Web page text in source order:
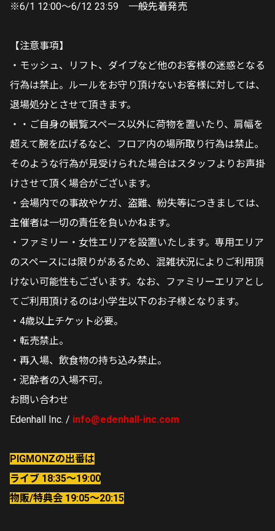
※6/1 12:00～6/12 23:59 一般先着発売
【注意事項】
・モッシュ、リフト、ダイブなど他のお客様の迷惑となる
行為は禁止。ルールをお守り頂けないお客様に対しては、
退場処分とさせて頂きます。
・・ご自身の観覧スペース以外に荷物を置いたり、肩幅を
超えて腕を広げるなど、フロア内の場所取り行為は禁止。
そのような行為が見受けられた場合はスタッフよりお声掛
けさせて頂く場合がございます。
・会場内での事故やケガ、盗難、紛失等につきましては、
主催者は一切の責任を負いかねます。
・ファミリー・女性エリアを設置いたします。専用エリア
のスペースには限りがあるため、混雑状況によりご利用頂
けない可能性もございます。なお、ファミリーエリアとし
てご利用頂けるのは小学生以下のお子様となります。
・4歳以上チケット必要。
・転売禁止。
・再入場、飲食物の持ち込み禁止。
・泥酔者の入場不可。
お問い合わせ
Edenhall Inc. / info@edenhall-inc.com
PIGMONZの出番は
ライブ 18:35〜19:00
物販/特典会 19:05〜20:15